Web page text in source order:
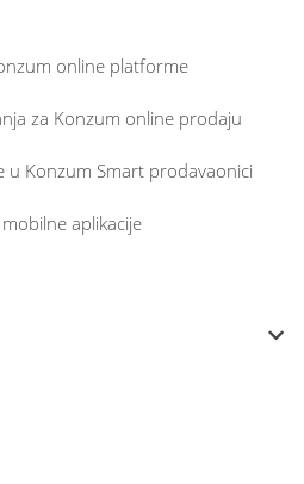
online platforme
za Konzum online prodaju
u Konzum Smart prodavaonici
aplikacije